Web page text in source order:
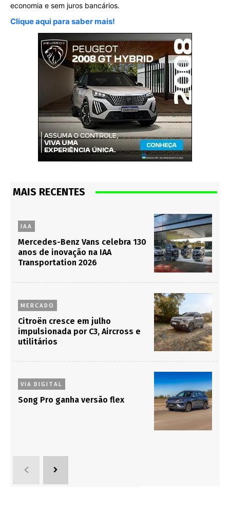
economia e sem juros bancários.
Clique aqui para saber mais!
MAIS RECENTES
IAA
Mercedes-Benz Vans celebra 130
anos de inovação na IAA
Transportation 2026
MERCADO
Citroën cresce em julho
impulsionada por C3, Aircross e
utilitários
VIA DIGITAL
Song Pro ganha versão flex